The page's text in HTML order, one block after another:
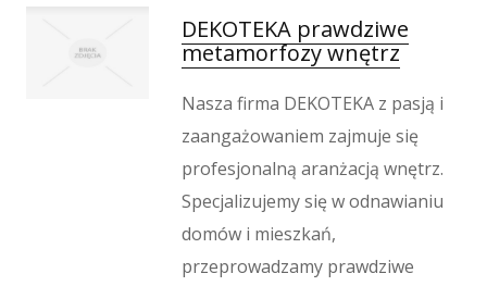
DEKOTEKA prawdziwe
metamorfozy wnętrz
Nasza firma DEKOTEKA z pasją i
zaangażowaniem zajmuje się
profesjonalną aranżacją wnętrz.
Specjalizujemy się w odnawianiu
domów i mieszkań,
przeprowadzamy prawdziwe